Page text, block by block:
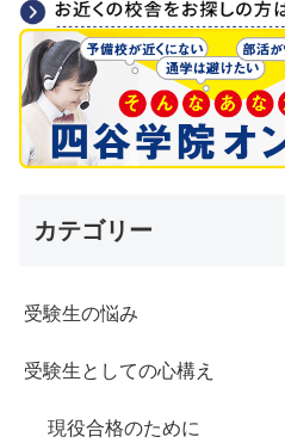
カテゴリー
受験生の悩み
受験生としての心構え
現役合格のために